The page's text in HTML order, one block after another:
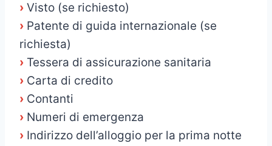
› Visto (se richiesto)
› Patente di guida internazionale (se
richiesta)
› Tessera di assicurazione sanitaria
› Carta di credito
› Contanti
› Numeri di emergenza
› Indirizzo dell’alloggio per la prima notte